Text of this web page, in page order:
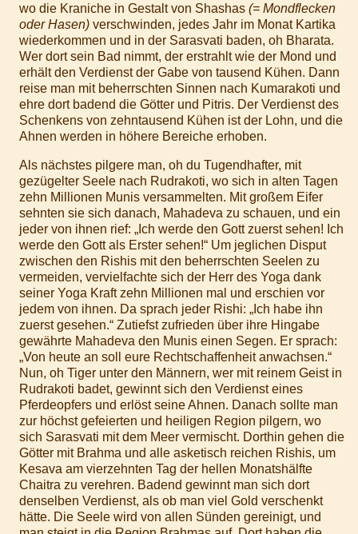
wo die Kraniche in Gestalt von Shashas (= Mondflecken
oder Hasen) verschwinden, jedes Jahr im Monat Kartika
wiederkommen und in der Sarasvati baden, oh Bharata.
Wer dort sein Bad nimmt, der erstrahlt wie der Mond und
erhält den Verdienst der Gabe von tausend Kühen. Dann
reise man mit beherrschten Sinnen nach Kumarakoti und
ehre dort badend die Götter und Pitris. Der Verdienst des
Schenkens von zehntausend Kühen ist der Lohn, und die
Ahnen werden in höhere Bereiche erhoben.
Als nächstes pilgere man, oh du Tugendhafter, mit
gezügelter Seele nach Rudrakoti, wo sich in alten Tagen
zehn Millionen Munis versammelten. Mit großem Eifer
sehnten sie sich danach, Mahadeva zu schauen, und ein
jeder von ihnen rief: „Ich werde den Gott zuerst sehen! Ich
werde den Gott als Erster sehen!“ Um jeglichen Disput
zwischen den Rishis mit den beherrschten Seelen zu
vermeiden, vervielfachte sich der Herr des Yoga dank
seiner Yoga Kraft zehn Millionen mal und erschien vor
jedem von ihnen. Da sprach jeder Rishi: „Ich habe ihn
zuerst gesehen.“ Zutiefst zufrieden über ihre Hingabe
gewährte Mahadeva den Munis einen Segen. Er sprach:
„Von heute an soll eure Rechtschaffenheit anwachsen.“
Nun, oh Tiger unter den Männern, wer mit reinem Geist in
Rudrakoti badet, gewinnt sich den Verdienst eines
Pferdeopfers und erlöst seine Ahnen. Danach sollte man
zur höchst gefeierten und heiligen Region pilgern, wo
sich Sarasvati mit dem Meer vermischt. Dorthin gehen die
Götter mit Brahma und alle asketisch reichen Rishis, um
Kesava am vierzehnten Tag der hellen Monatshälfte
Chaitra zu verehren. Badend gewinnt man sich dort
denselben Verdienst, als ob man viel Gold verschenkt
hätte. Die Seele wird von allen Sünden gereinigt, und